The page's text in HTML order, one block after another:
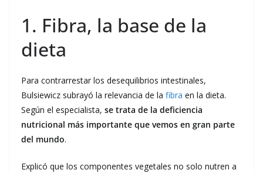
1. Fibra, la base de la
dieta
Para contrarrestar los desequilibrios intestinales,
Bulsiewicz subrayó la relevancia de la fibra en la dieta.
Según el especialista, se trata de la deficiencia
nutricional más importante que vemos en gran parte
del mundo.
Explicó que los componentes vegetales no solo nutren a